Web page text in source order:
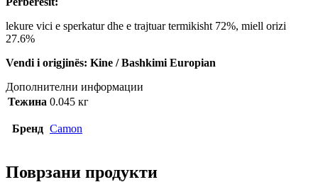
lekure vici e sperkatur dhe e trajtuar termikisht 72%, miell orizi
27.6%
Vendi i origjinës: Kine / Bashkimi Europian
Дополнителни информации
Тежина 0.045 кг
Бренд Camon
Поврзани продукти